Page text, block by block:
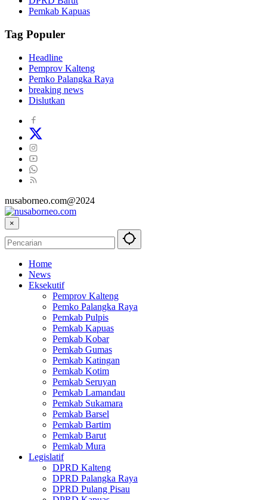
Pemkab Kapuas
Tag Populer
Headline
Pemprov Kalteng
Pemko Palangka Raya
breaking news
Dislutkan
nusaborneo.com@2024
×
Home
News
Eksekutif
Pemprov Kalteng
Pemko Palangka Raya
Pemkab Pulpis
Pemkab Kapuas
Pemkab Kobar
Pemkab Gumas
Pemkab Katingan
Pemkab Kotim
Pemkab Seruyan
Pemkab Lamandau
Pemkab Sukamara
Pemkab Barsel
Pemkab Bartim
Pemkab Barut
Pemkab Mura
Legislatif
DPRD Kalteng
DPRD Palangka Raya
DPRD Pulang Pisau